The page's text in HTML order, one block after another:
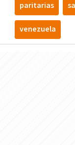
paritarias
venezuela